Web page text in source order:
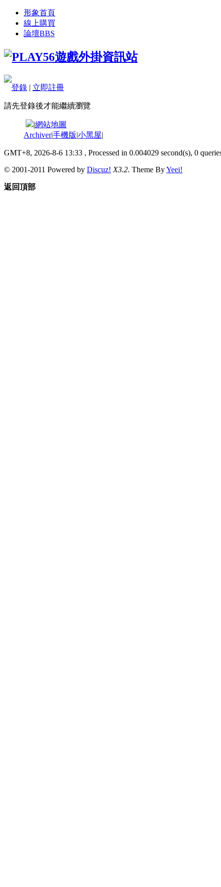
形象首頁
線上購買
論壇BBS
登錄 | 立即註冊
請先登錄後才能繼續瀏覽
|網站地圖
Archiver|手機版|小黑屋|
GMT+8, 2026-8-6 13:33 , Processed in 0.004029 second(s), 0
© 2001-2011 Powered by Discuz! X3.2. Theme ByYeei!
返回頂部